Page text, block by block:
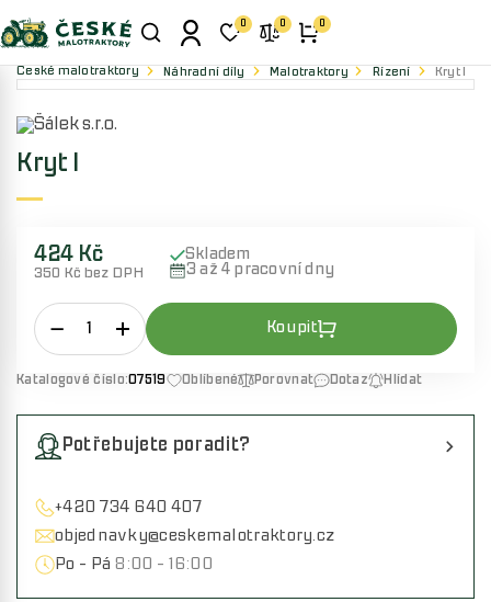
0 0 0
České malotraktory Náhradní díly Malotraktory Řízení Kryt I
Kryt I
424 Kč
350 Kč bez DPH
Skladem
3 až 4 pracovní dny
Katalogové číslo:07519 Oblíbené Porovnat Dotaz Hlídat
Potřebujete poradit?
+420 734 640 407
objednavky@ceskemalotraktory.cz
Po - Pá 8:00 - 16:00